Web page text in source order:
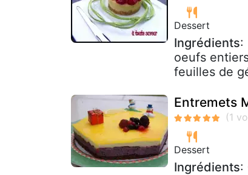
Dessert
Ingrédients:
oeufs
feuilles de
Entremets
Dessert
Ingrédients: